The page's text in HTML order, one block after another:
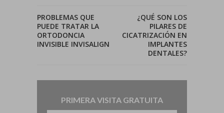
PROBLEMAS QUE
PUEDE TRATAR LA
ORTODONCIA
INVISIBLE INVISALIGN
¿QUÉ SON LOS
PILARES DE
CICATRIZACIÓN EN
IMPLANTES
DENTALES?
PRIMERA VISITA GRATUITA